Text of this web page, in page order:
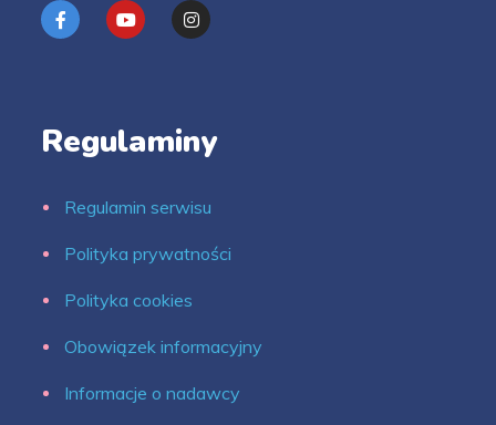
Regulaminy
Regulamin serwisu
Polityka prywatności
Polityka cookies
Obowiązek informacyjny
Informacje o nadawcy